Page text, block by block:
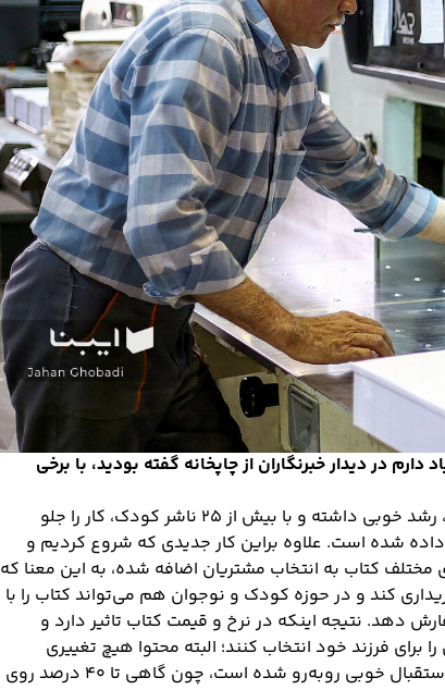
دیدار خبرنگاران از چاپخانه گفته بودید، با برخی
بله. تا حد قابل ملاحظه‌ای این مشکل حل شده است. آثار کودک، رشد خوبی داشته و با بیش از ۲۵ ناشر کودک، کار را جلو
روی سایت قرار داده شده است. علاوه براین کار جدیدی که شروع کردیم و
کتاب به انتخاب مشتریان اضافه شده، به این معنا که
کند و در حوزه کودک و نوجوان هم می‌تواند کتاب را با
دهد. نتیجه اینکه در نرخ و قیمت کتاب تاثیر دارد و
برای فرزند خود انتخاب کنند؛ البته محتوا هیچ تغییری
نمی‌کند و فقط ظاهر کتاب تغییر می‌کند، خوشبختانه این کار با استقبال خوبی روبه‌رو شده است، چون گاهی تا ۴۰ درصد روی